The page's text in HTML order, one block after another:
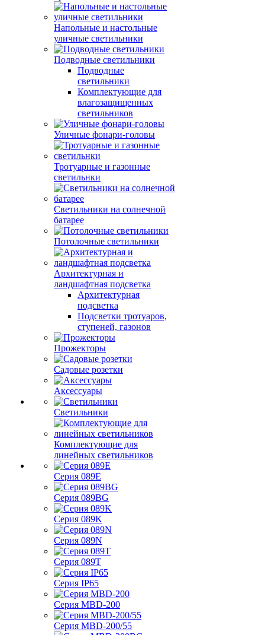
Напольные и настольные
уличные светильники
Подводные светильники
Подводные
светильники
Комплектующие для
влагозащищенных
светильников
Уличные фонари-головы
Тротуарные и газонные
светильнки
Светильники на солнечной
батарее
Потолочные светильники
Архитектурная и
ландшафтная подсветка
Архитектурная
подсветка
Подсветки тротуаров,
ступеней, газонов
Прожекторы
Садовые розетки
Аксессуары
Светильники
Комплектующие для
линейных светильников
Серия 089E
Серия 089BG
Серия 089K
Серия 089N
Серия 089T
Серия IP65
Серия MBD-200
Серия MBD-200/55